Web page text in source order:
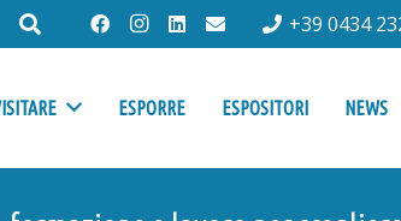
+39 0434
ESPORRE ESPOSITORI NEWS